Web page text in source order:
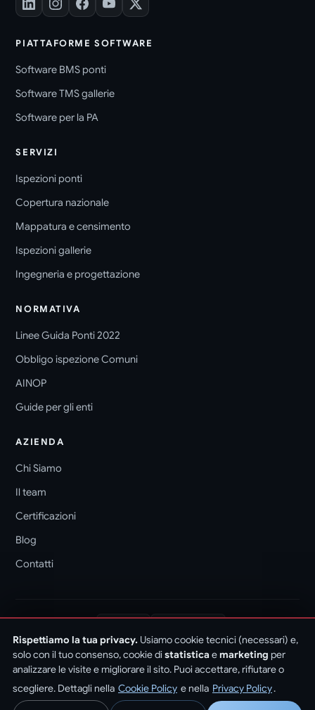
Rispettiamo la tua privacy. Usiamo cookie tecnici (necessari) e,
solo con il tuo consenso, cookie distatistica emarketing per
analizzare le visite e migliorare il sito. Puoi accettare, rifiutare o
scegliere. Dettagli nella Cookie Policy e nella Privacy Policy.
PIATTAFORME SOFTWARE
Software BMS ponti
Software TMS gallerie
Software per la PA
SERVIZI
Ispezioni ponti
Copertura nazionale
Mappatura e censimento
Ispezioni gallerie
Ingegneria e progettazione
NORMATIVA
Linee Guida Ponti 2022
Obbligo ispezione Comuni
AINOP
Guide per gli enti
AZIENDA
Chi Siamo
Il team
Certificazioni
Blog
Contatti
ISO/IEC 27017
ISO/IEC 27018 CSA STAR
ACN
DM 204/2022
© 2026 PROPONTI · P. IVA 01627760299